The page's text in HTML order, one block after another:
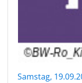
Samstag,